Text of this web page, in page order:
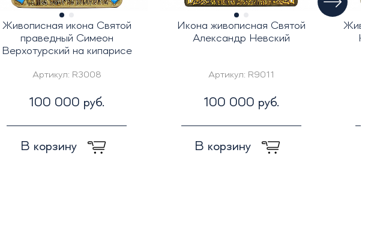
Живописная икона Святой
праведный Симеон
Верхотурский на кипарисе
Артикул: R3008
100 000 руб.
В корзину
Икона живописная Святой
Александр Невский
Артикул: R9011
100 000 руб.
В корзину